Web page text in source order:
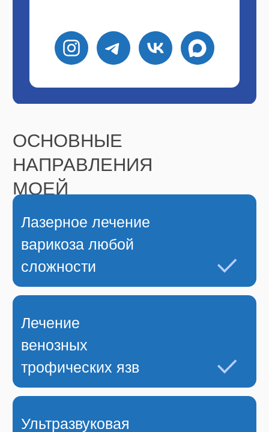
продокторов
Хочу поблагодарить Татьяну Алексеевну
и ее персонал за профессионализм!
Вылечили обе ножки. Процедура
быстрое! Результат - красивые, а самое
здоровья.
Пациент +7 903 85XXXXX
РЕАЛЬНЫЕ ИСТОРИИ И
ОТЗЫВЫ О ФЛЕБОЛОГЕ
НАШИХ ПАЦИЕНТОВ
МЫ ЕСТЬ В TELEGRAM!
Подписывайтесь на наш